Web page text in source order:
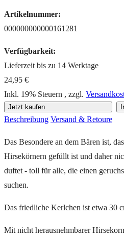
Artikelnummer:
000000000000161281
Verfügbarkeit:
Lieferzeit bis zu 14 Werktage
24,95 €
Inkl. 19% Steuern , zzgl.
Jetzt kaufen
Beschreibung Versand & Retoure
Das Besondere an dem Bären ist,
Hirsekörnern gefüllt ist und daher
duftet - toll für alle, die einen
suchen.
Das friedliche Kerlchen ist etwa 30
Mit nicht herausnehmbarer